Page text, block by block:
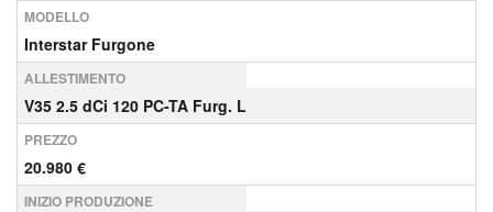
MODELLO
Interstar Furgone
ALLESTIMENTO
V35 2.5 dCi 120 PC-TA Furg. L
PREZZO
20.980 €
INIZIO PRODUZIONE